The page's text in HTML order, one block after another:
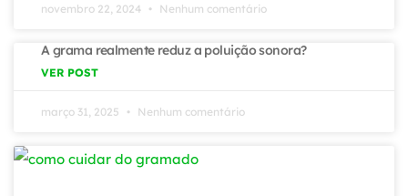
novembro 22, 2024 Nenhum comentário
A grama realmente reduz a poluição sonora?
VER POST
março 31, 2025 Nenhum comentário